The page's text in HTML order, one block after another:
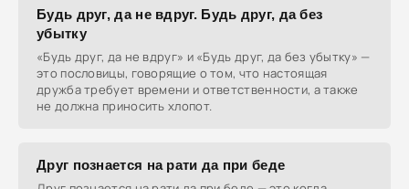
Будь друг, да не вдруг. Будь друг, да без
убытку
«Будь друг, да не вдруг» и «Будь друг, да без убытку» —
это пословицы, говорящие о том, что настоящая
дружба требует времени и ответственности, а также
не должна приносить хлопот.
Друг познается на рати да при беде